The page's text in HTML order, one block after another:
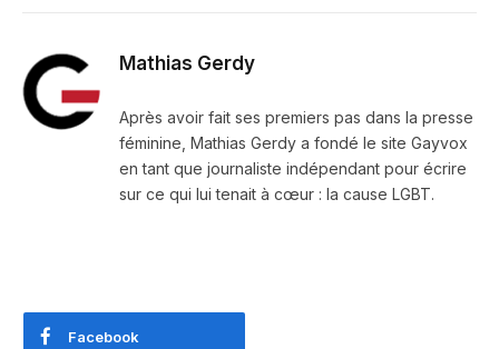
Mathias Gerdy
Après avoir fait ses premiers pas dans la presse
féminine, Mathias Gerdy a fondé le site Gayvox
en tant que journaliste indépendant pour écrire
sur ce qui lui tenait à cœur : la cause LGBT.
Facebook